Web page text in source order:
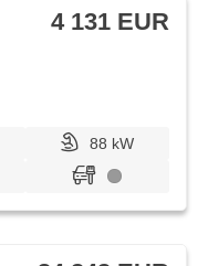
4 131 EUR
88 kW